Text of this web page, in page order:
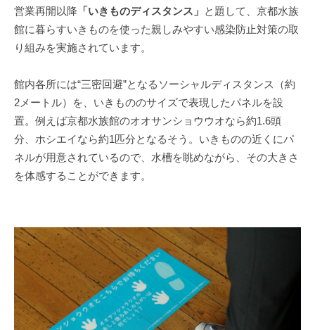
営業再開以降 「いきものディスタンス」 と題して、京都水族
館に暮らすいきものを使った親しみやすい感染防止対策の取
り組みを実施されています。
館内各所には“三密回避”となるソーシャルディスタンス（約
2メートル）を、いきもののサイズで表現したパネルを設
置。例えば京都水族館のオオサンショウウオなら約1.6頭
分、ホシエイなら約1匹分となるそう。いきものの近くにパ
ネルが用意されているので、水槽を眺めながら、その大きさ
を体感することができます。